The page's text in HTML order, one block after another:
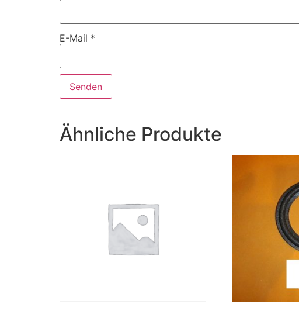
E-Mail *
Ähnliche Produkte